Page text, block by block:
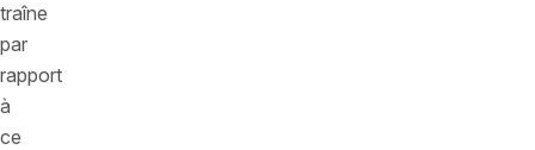
traîne
par
rapport
à
ce